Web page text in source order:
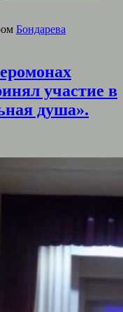
Бондарева
участие в
душа».